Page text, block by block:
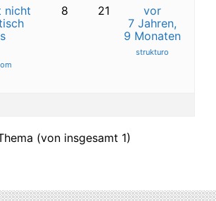
nicht
8 21
vor
7 Jahren,
9 Monaten
strukturo
(von insgesamt 1)